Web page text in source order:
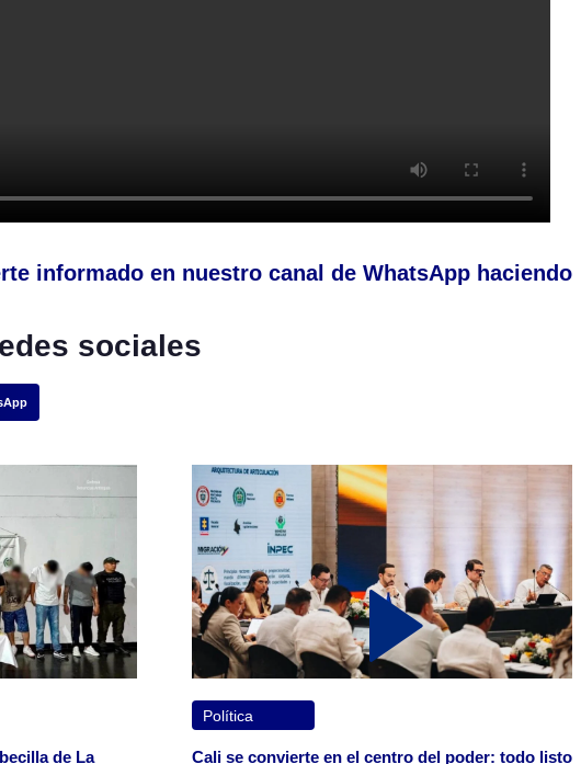
informado en nuestro canal de WhatsApp haciendo
sociales
de La
Política
Cali se convierte en el centro del poder: todo listo